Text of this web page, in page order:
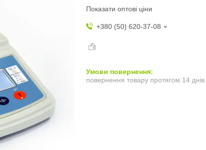
Показати оптові ціни
+380 (50) 620-37-08
повернення товару протягом 14 днів